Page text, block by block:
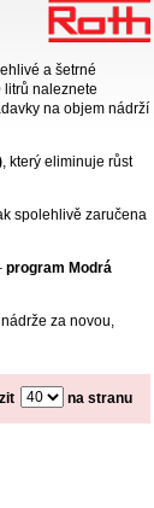
a šetrné
naleznete
na objem nádrží
, který eliminuje růst
spolehlivě zaručena
program Modrá
za novou,
na stranu